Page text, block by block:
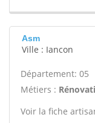
Asm
Ville : Iancon
Département: 05
Métiers :
Voir la fiche